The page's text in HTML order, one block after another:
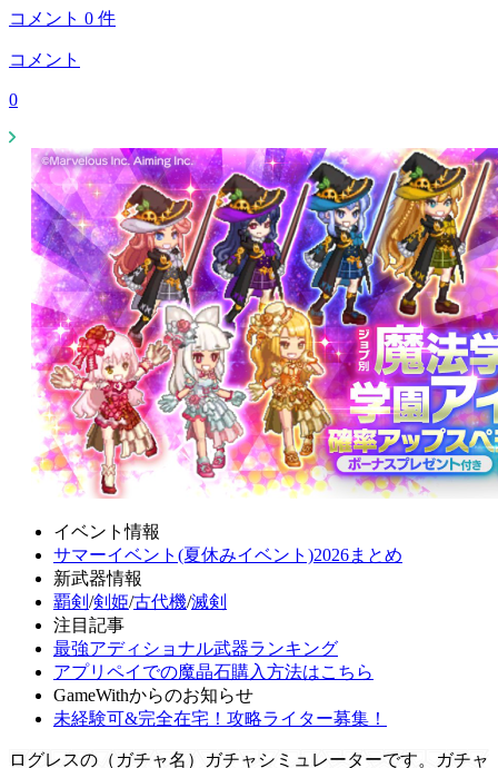
コメント 0 件
コメント
0
イベント情報
サマーイベント(夏休みイベント)2026まとめ
新武器情報
覇剣 /剣姫/古代機/滅剣
注目記事
最強アディショナル武器ランキング
アプリペイでの魔晶石購入方法はこちら
GameWithからのお知らせ
未経験可&完全在宅！攻略ライター募集！
ログレスの（ガチャ名）ガチャシミュレーターです。ガチャ